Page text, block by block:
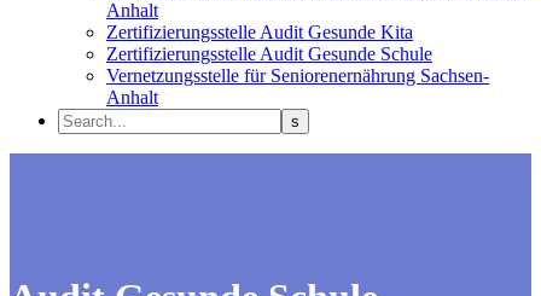
Anhalt
Zertifizierungsstelle Audit Gesunde Kita
Zertifizierungsstelle Audit Gesunde Schule
Vernetzungsstelle für Seniorenernährung Sachsen-
Anhalt